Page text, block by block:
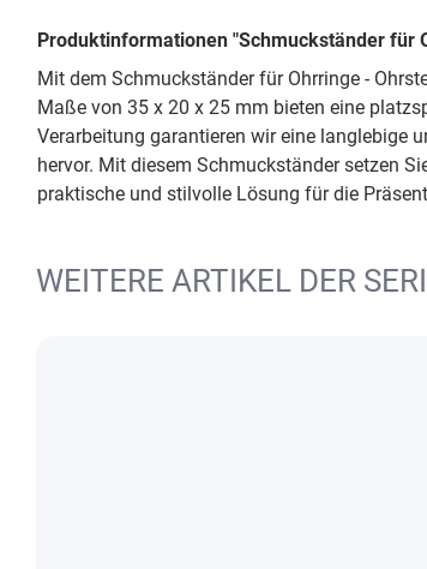
Produktinformationen "Schmuckständer für
Mit dem Schmuckständer für Ohrringe -
Maße von 35 x 20 x 25 mm bieten eine
Verarbeitung garantieren wir eine langlebige
hervor. Mit diesem Schmuckständer setzen
praktische und stilvolle Lösung für die
WEITERE ARTIKEL DER